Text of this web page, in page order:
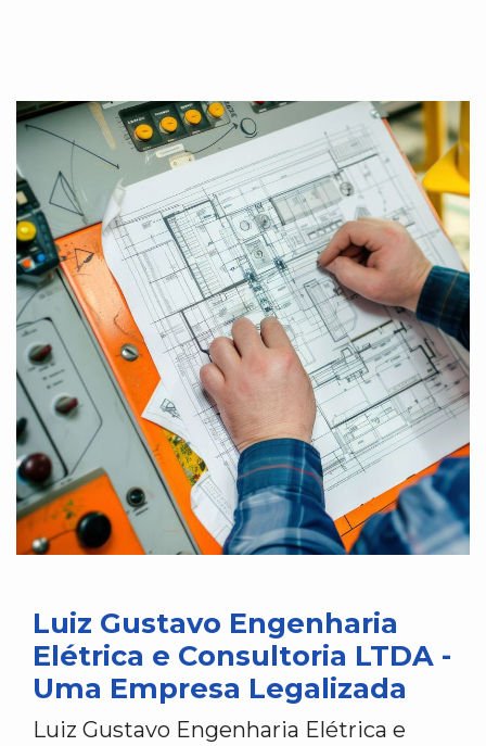
Luiz Gustavo Engenharia
Elétrica e Consultoria LTDA -
Uma Empresa Legalizada
Luiz Gustavo Engenharia Elétrica e